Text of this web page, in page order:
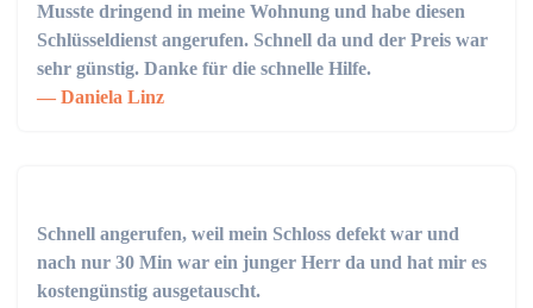
Musste dringend in meine Wohnung und habe diesen
Schlüsseldienst angerufen. Schnell da und der Preis war
sehr günstig. Danke für die schnelle Hilfe.
Daniela Linz
Schnell angerufen, weil mein Schloss defekt war und
nach nur 30 Min war ein junger Herr da und hat mir es
kostengünstig ausgetauscht.